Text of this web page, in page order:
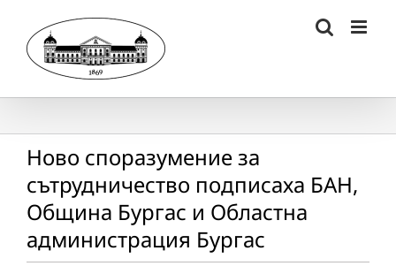
content
Ново споразумение за
сътрудничество подписаха БАН,
Община Бургас и Областна
администрация Бургас